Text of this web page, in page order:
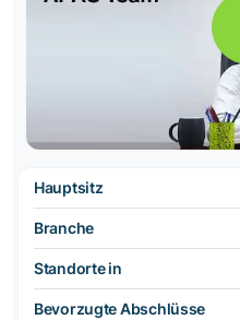
Hauptsitz
Branche
Standorte in
Bevorzugte Abschlüsse